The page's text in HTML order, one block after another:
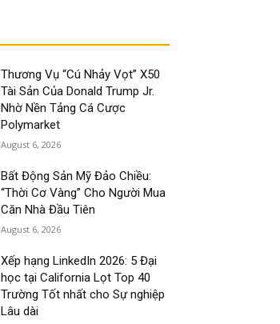
Thương Vụ “Cú Nhảy Vọt” X50
Tài Sản Của Donald Trump Jr.
Nhờ Nền Tảng Cá Cược
Polymarket
August 6, 2026
Bất Động Sản Mỹ Đảo Chiều:
“Thời Cơ Vàng” Cho Người Mua
Căn Nhà Đầu Tiên
August 6, 2026
Xếp hạng LinkedIn 2026: 5 Đại
học tại California Lọt Top 40
Trường Tốt nhất cho Sự nghiệp
Lâu dài